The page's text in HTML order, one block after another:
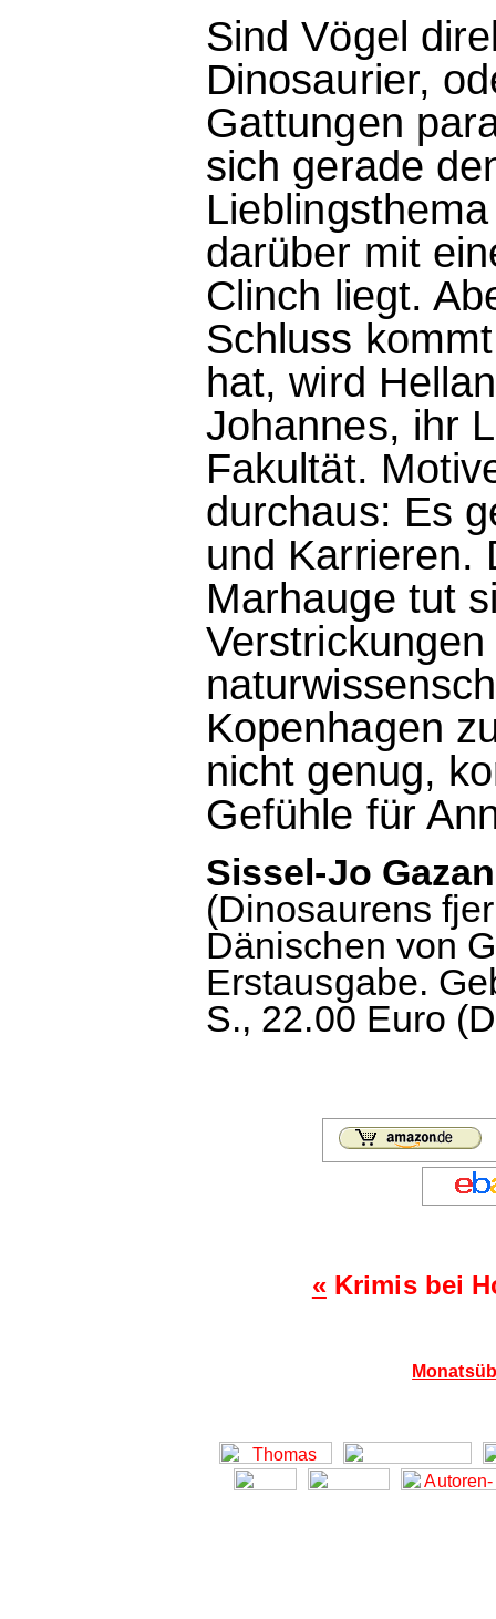
Sind Vögel
Dinosaurier,
Gattungen
sich gerade
darüber mit
Clinch liegt.
Schluss
hat, wird
Johannes, ihr
Fakultät.
durchaus: Es
und Karrieren.
Marhauge tut
Kopenhagen
nicht genug,
Gefühle für
Sissel-Jo
(Dinosaurens
Dänischen von
Erstausgabe.
S., 22.00 Euro
«Krimis bei